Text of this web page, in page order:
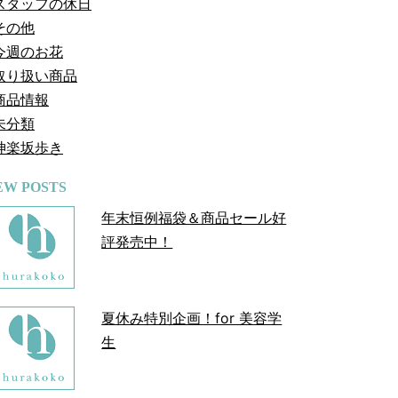
タッフの休日
の他
週のお花
り扱い商品
品情報
分類
楽坂歩き
POSTS
年末恒例福袋＆商品セール好
評発売中！
夏休み特別企画！for 美容学
生